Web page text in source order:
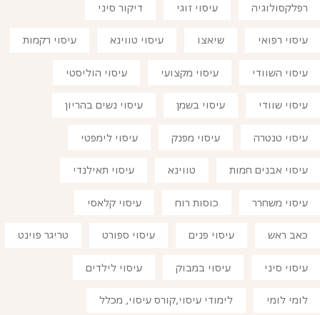
רפלקסולוגיה עיסוי זוגי דיקור סיני
עיסוי רפואי שיאצו עיסוי טווינא עיסוי רקמות
עיסוי השוודי עיסוי מקצועי עיסוי הוליסטי
עיסוי שוודי עיסוי בשמן עיסוי נשים בהריון
עיסוי טנטרה עיסוי מפנק עיסוי לימפטי
עיסוי אבנים חמות טווינא עיסוי תאילנדי
עיסוי משחרר כוסות רוח עיסוי קלאסי
כאב ראש עיסוי פנים עיסוי ספורט טריגר פוינט
עיסוי סיני עיסוי במבוק עיסוי לילדים
לומי לומי לימודי עיסוי,קורס עיסוי, מכלל